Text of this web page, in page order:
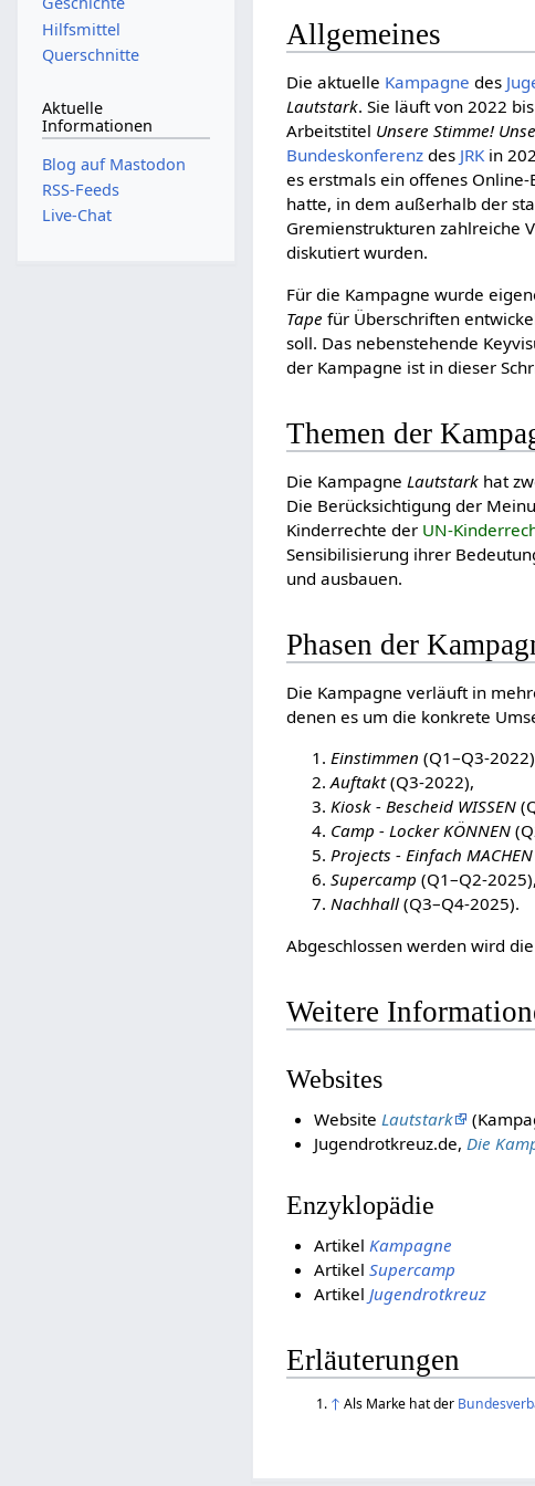
Allgemeines
Die aktuelle Kampagne des
Lautstark. Sie läuft von 2022
Arbeitstitel Unsere Stimme!
Bundeskonferenz des JRK in
es erstmals ein offenes
hatte, in dem außerhalb der
Gremienstrukturen zahlreiche
diskutiert wurden.
Für die Kampagne wurde
Tape für Überschriften
soll. Das nebenstehende
der Kampagne ist in dieser
Themen der
Die Kampagne Lautstark hat
Die Berücksichtigung der
Kinderrechte der UN-
Sensibilisierung ihrer
und ausbauen.
Phasen der
Die Kampagne verläuft in
denen es um die konkrete
Einstimmen (Q1–Q3-
Auftakt(Q3-2022),
Kiosk - Bescheid WISSEN
Camp - Locker KÖNNEN
Projects - Einfach MACHEN
Supercamp (Q1–Q2-2025),
Nachhall (Q3–Q4-2025).
Abgeschlossen werden wird
Weitere
Websites
Website Lautstark
Jugendrotkreuz.de, Die
Enzyklopädie
Artikel Kampagne
Artikel Supercamp
Artikel Jugendrotkreuz
Erläuterungen
↑ Als Marke hat der
Hilfsmittel
Querschnitte
Aktuelle
Informationen
Blog auf Mastodon
RSS-Feeds
Live-Chat